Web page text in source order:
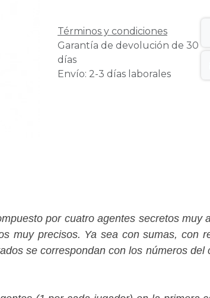
Términos y condiciones
Garantía de devolución de 30
días
Envío: 2-3 días laborales
por cuatro agentes secretos
muy precisos. Ya sea con sumas, con
se correspondan con los números